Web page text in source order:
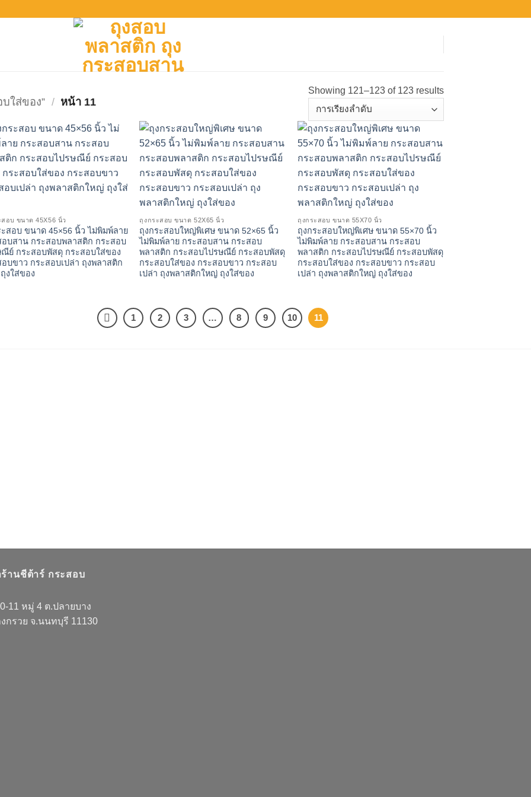
ใส่ของ” / หน้า 11
Showing 121–123 of 123 results
สอบ ขนาด 45X56 นิ้ว
สอบ ขนาด 45×56 นิ้ว ไม่พิมพ์ลาย
อบสาน กระสอบพลาสติก กระสอบ
ณีย์ กระสอบพัสดุ กระสอบใส่ของ
บขาว กระสอบเปล่า ถุงพลาสติก
งใส่ของ
ถุงกระสอบ ขนาด 52X65 นิ้ว
ถุงกระสอบใหญ่พิเศษ ขนาด 52×65 นิ้ว
ไม่พิมพ์ลาย กระสอบสาน กระสอบ
พลาสติก กระสอบไปรษณีย์ กระสอบพัสดุ
กระสอบใส่ของ กระสอบขาว กระสอบ
เปล่า ถุงพลาสติกใหญ่ ถุงใส่ของ
ถุงกระสอบ ขนาด 55X70 นิ้ว
ถุงกระสอบใหญ่พิเศษ ขนาด 55×70 นิ้ว
ไม่พิมพ์ลาย กระสอบสาน กระสอบ
พลาสติก กระสอบไปรษณีย์ กระสอบพัสดุ
กระสอบใส่ของ กระสอบขาว กระสอบ
เปล่า ถุงพลาสติกใหญ่ ถุงใส่ของ
1 2 3 … 8 9 10 11
านชีต้าร์ กระสอบ
11 หมู่ 4 ต.ปลายบาง
กรวย จ.นนทบุรี 11130